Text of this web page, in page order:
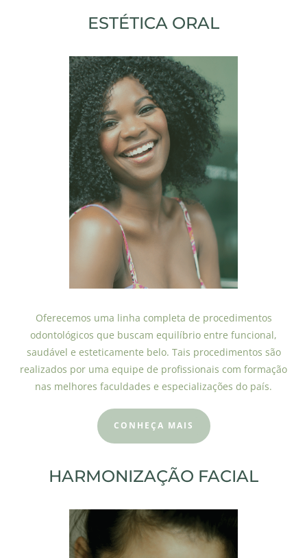
ESTÉTICA ORAL
Oferecemos uma linha completa de procedimentos
odontológicos que buscam equilíbrio entre funcional,
saudável e esteticamente belo. Tais procedimentos são
realizados por uma equipe de profissionais com formação
nas melhores faculdades e especializações do país.
CONHEÇA MAIS
HARMONIZAÇÃO FACIAL